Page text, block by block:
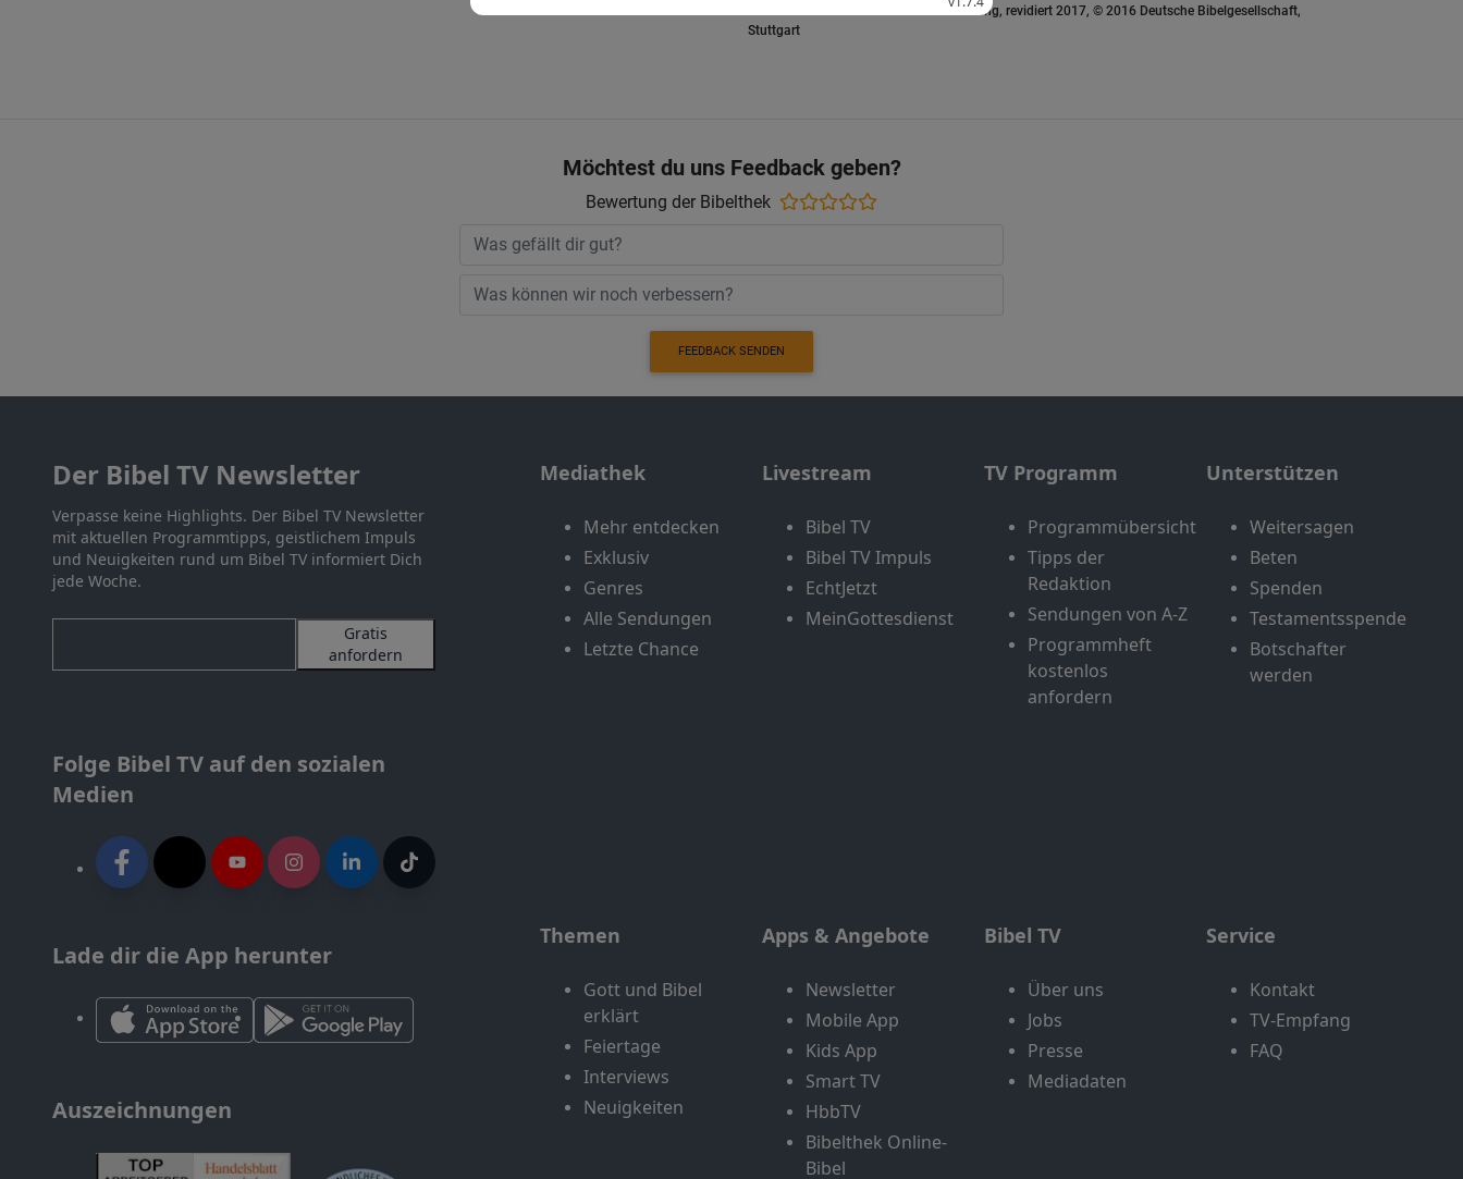
Die Bibel nach Martin Luthers Übersetzung, revidiert 2017, © 2016 Deutsche Bibelgesellschaft,
Stuttgart
Möchtest du uns Feedback geben?
Bewertung der Bibelthek
FEEDBACK SENDEN
Der Bibel TV Newsletter
Verpasse keine Highlights. Der Bibel TV Newsletter
mit aktuellen Programmtipps, geistlichem Impuls
und Neuigkeiten rund um Bibel TV informiert Dich
jede Woche.
Gratis
anfordern
Folge Bibel TV auf den sozialen
Medien
Lade dir die App herunter
Auszeichnungen
Mediathek
Mehr entdecken
Exklusiv
Genres
Alle Sendungen
Letzte Chance
Livestream
Bibel TV
Bibel TV Impuls
EchtJetzt
MeinGottesdienst
TV Programm
Programmübersicht
Tipps der
Redaktion
Sendungen von A-Z
Programmheft
kostenlos
anfordern
Unterstützen
Weitersagen
Beten
Spenden
Testamentsspende
Botschafter
werden
Themen
Gott und Bibel
erklärt
Feiertage
Interviews
Neuigkeiten
Apps & Angebote
Newsletter
Mobile App
Kids App
Smart TV
HbbTV
Bibelthek Online-
Bibel
Bibel TV
Über uns
Jobs
Presse
Mediadaten
Service
Kontakt
TV-Empfang
FAQ